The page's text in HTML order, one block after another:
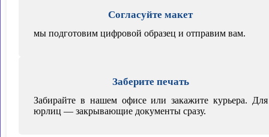
Согласуйте макет
мы подготовим цифровой образец и отправим вам.
Заберите печать
Забирайте в нашем офисе или закажите курьера. Для
юрлиц — закрывающие документы сразу.